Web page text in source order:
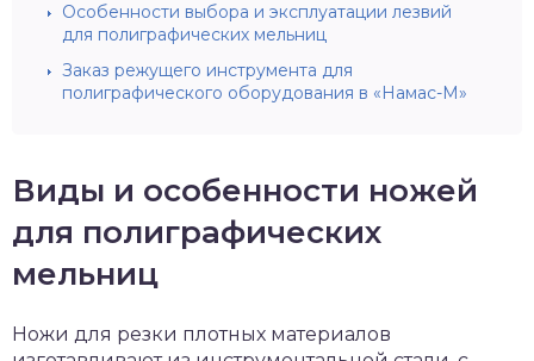
Особенности выбора и эксплуатации лезвий
для полиграфических мельниц
Заказ режущего инструмента для
полиграфического оборудования в «Намас-М»
Виды и особенности ножей
для полиграфических
мельниц
Ножи для резки плотных материалов